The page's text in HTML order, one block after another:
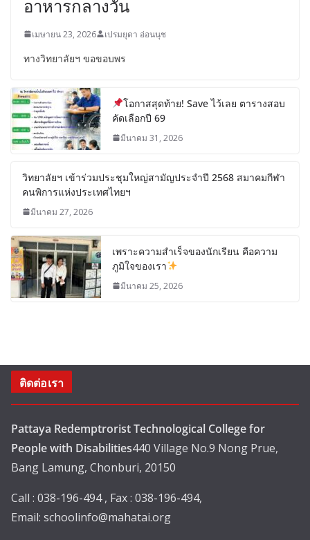
อาหารกลางวัน
เมษายน 23, 2026 เปรมยุดา อ่อนนุช
ทางวิทยาลัยฯ ขอขอบพร
โอกาสสุดท้าย! Save ไว้เลย ตารางสอบ
คัดเลือกปี 69
มีนาคม 31, 2026
วิทยาลัยฯ เข้าร่วมประชุมใหญ่สามัญประจำปี 2568 สมาคมกีฬา
คนพิการแห่งประเทศไทยฯ
มีนาคม 27, 2026
เพราะความสำเร็จของนักเรียน คือความ
ภูมิใจของเรา
มีนาคม 25, 2026
ติดต่อเรา
Pattaya Redemptrorist Technological College for
People with Disabilities440 Village No.9 Nong Prue,
Bang Lamung, Chonburi, 20150
Call : 038-196-494 , Fax : 038-196-494,
Email: schoolinfo@mahatai.org